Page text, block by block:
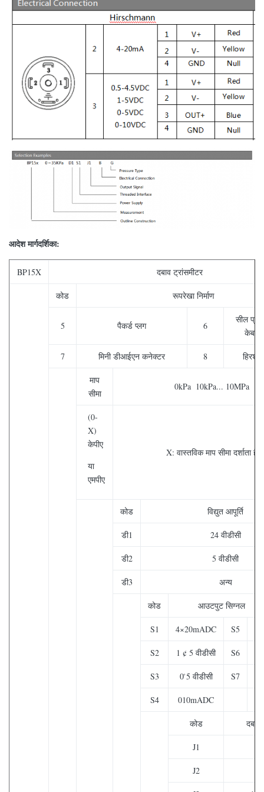
आदेश मार्गदर्शिका:
BP15X दबाव ट्रांसमीटर
कोड रूपरेखा निर्माण
5 पैकर्ड प्लग 6
सील
केबल
7 मिनी डीआईएन कनेक्टर 8
माप
सीमा
0kPa ️ 10kPa... 10MPa
(0-
X)
केपीए
या
एमपीए
X: वास्तविक माप सीमा दर्शाता है
कोड विद्युत आपूर्ति
डी1 24 वीडीसी
डी2 5 वीडीसी
डी3 अन्य
कोड आउटपुट सिग्नल
S1 4×20mADC S5
S2 1 ¢ 5 वीडीसी S6
S3 0 ̊5 वीडीसी S7
S4 010mADC
कोड
J1
J2